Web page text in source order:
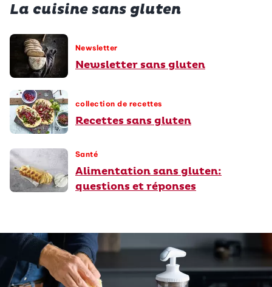
La cuisine sans gluten
Newsletter
Newsletter sans gluten
collection de recettes
Recettes sans gluten
Santé
Alimentation sans gluten:
questions et réponses